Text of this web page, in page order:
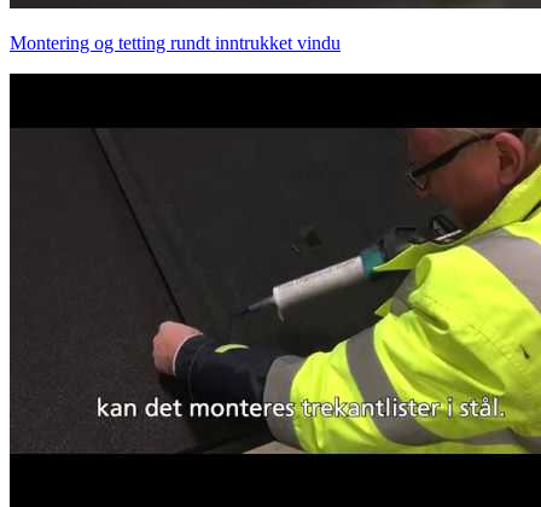
Montering og tetting rundt inntrukket vindu